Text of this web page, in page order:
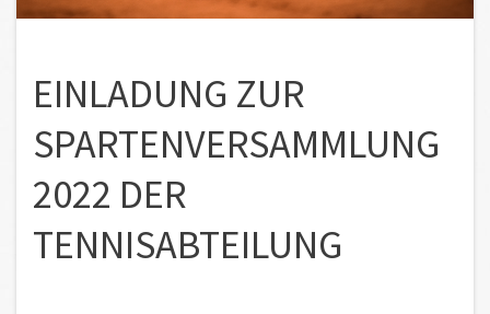
EINLADUNG ZUR
SPARTENVERSAMMLUNG
2022 DER
TENNISABTEILUNG